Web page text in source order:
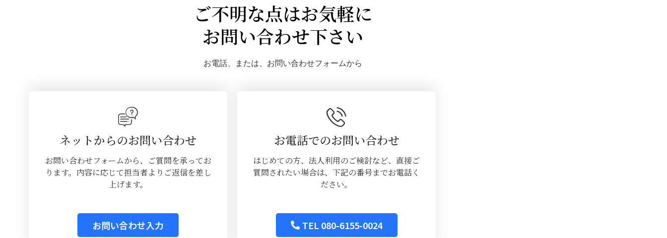
ご不明な点はお気軽に
お問い合わせ下さい
お電話、または、お問い合わせフォームから
ネットからのお問い合わせ
お問い合わせフォームから、ご質問を承ってお
ります。内容に応じて担当者よりご返信を差し
上げます。
お問い合わせ入力
お電話でのお問い合わせ
はじめての方、法人利用のご検討など、直接ご
質問されたい場合は、下記の番号までお電話く
ださい。
TEL 080-6155-0024